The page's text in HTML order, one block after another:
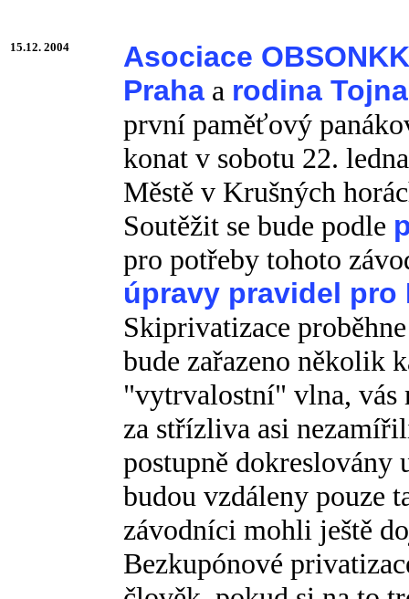
15.12. 2004
Asociace OBSONKK
Praha a rodina
první paměťový
konat v sobotu 22.
Městě v Krušných
Soutěžit se bude podle
pro potřeby tohoto
úpravy pravidel pro
Skiprivatizace
bude zařazeno několik
"vytrvalostní" vlna, vás
za střízliva asi
postupně dokreslovány
budou vzdáleny pouze
závodníci mohli ještě
Bezkupónové